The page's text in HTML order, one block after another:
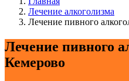
Лечение алкоголизма
Лечение пивного
Лечение пивного
Кемерово